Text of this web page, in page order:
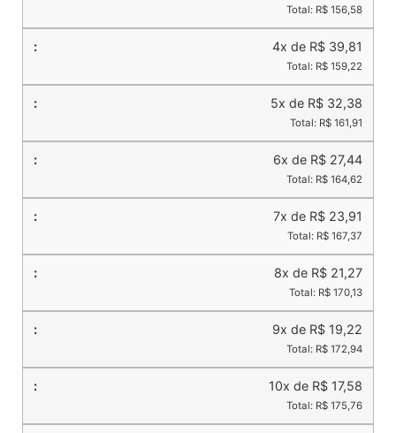
Total: R$ 156,58
4x de R$ 39,81
Total: R$ 159,22
5x de R$ 32,38
Total: R$ 161,91
6x de R$ 27,44
Total: R$ 164,62
7x de R$ 23,91
Total: R$ 167,37
8x de R$ 21,27
Total: R$ 170,13
9x de R$ 19,22
Total: R$ 172,94
10x de R$ 17,58
Total: R$ 175,76